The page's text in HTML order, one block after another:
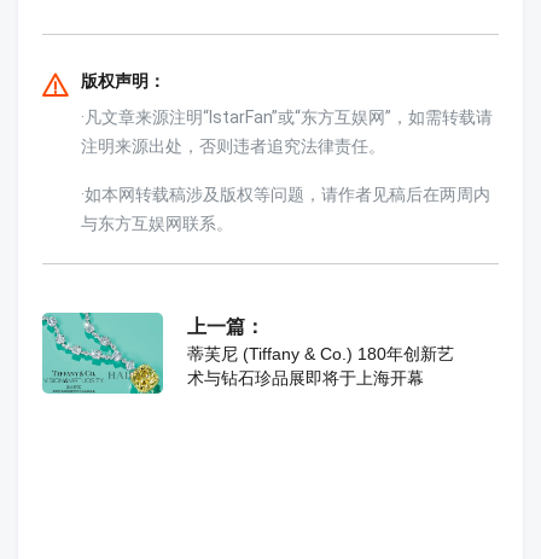
版权声明：
·凡文章来源注明“IstarFan”或“东方互娱网”，如需转载请
注明来源出处，否则违者追究法律责任。
·如本网转载稿涉及版权等问题，请作者见稿后在两周内
与东方互娱网联系。
上一篇：
蒂芙尼 (Tiffany & Co.) 180年创新艺
术与钻石珍品展即将于上海开幕